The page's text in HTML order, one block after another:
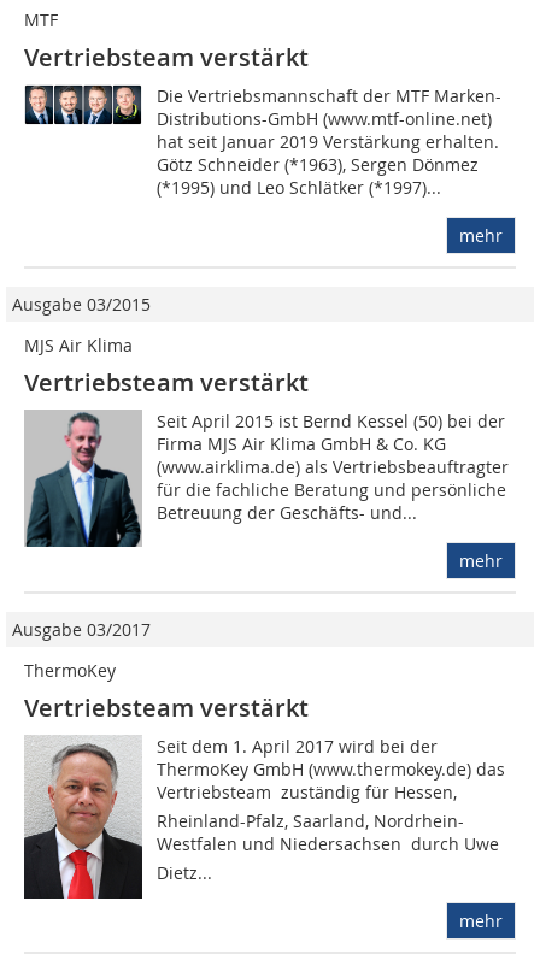
MTF
Vertriebsteam verstärkt
Die Vertriebsmannschaft der MTF Marken-
Distributions-GmbH (www.mtf-online.net)
hat seit Januar 2019 Verstärkung erhalten.
Götz Schneider (*1963), Sergen Dönmez
(*1995) und Leo Schlätker (*1997)...
mehr
Ausgabe 03/2015
MJS Air Klima
Vertriebsteam verstärkt
Seit April 2015 ist Bernd Kessel (50) bei der
Firma MJS Air Klima GmbH & Co. KG
(www.airklima.de) als Vertriebsbeauftragter
für die fachliche Beratung und persönliche
Betreuung der Geschäfts- und...
mehr
Ausgabe 03/2017
ThermoKey
Vertriebsteam verstärkt
Seit dem 1. April 2017 wird bei der
ThermoKey GmbH (www.thermokey.de) das
Vertriebs­team  zuständig für Hessen,
Rheinland-Pfalz, Saarland, Nordrhein-
Westfalen und Niedersachsen  durch Uwe
Dietz...
mehr